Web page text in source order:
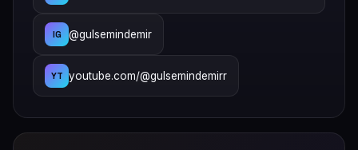
IG @gulsemindemir
YT youtube.com/@gulsemindemirr